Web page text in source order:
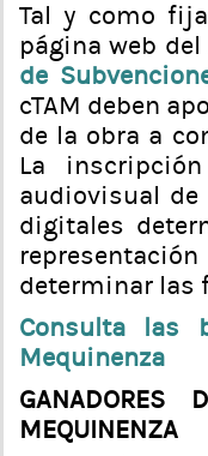
Tal y como
página web
de
cTAM deben
de la obra a
La inscripción
audiovisual
digitales
determinar las
Consulta las
Mequinenza
GANADORES
MEQUINENZA